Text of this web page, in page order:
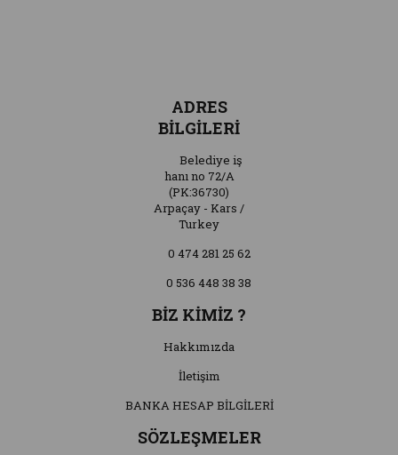
ADRES
BİLGİLERİ
Belediye iş
hanı no 72/A
(PK:36730)
Arpaçay - Kars /
Turkey
0 474 281 25 62
0 536 448 38 38
BİZ KİMİZ ?
Hakkımızda
İletişim
BANKA HESAP BİLGİLERİ
SÖZLEŞMELER